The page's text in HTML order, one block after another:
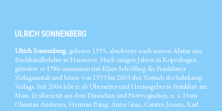
ULRICH SONNENBERG
Ulrich Sonnenberg, geboren 1955, absolvierte nach seinem Abitur eine
Buchhändlerlehre in Hannover. Nach einigen Jahren in Kopenhagen
gründete er 1986 zusammen mit Klaus Schöffling die Frankfurter
Verlagsanstalt und leitete von 1993 bis 2003 den Vertrieb des Suhrkamp
Verlags. Seit 2004 lebt er als Übersetzer und Herausgeber in Frankfurt am
Main. Er übersetzt aus dem Dänischen und Norwegischen, u. a. Hans
Christian Andersen, Herman Bang, Anna Grue, Carsten Jensen, Karl